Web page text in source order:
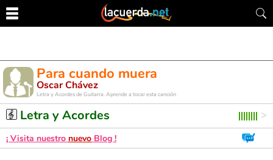
Para cuando muera
Oscar Chávez
Letra y Acordes de Guitarra. Aprende a tocar esta canción
Letra y Acordes
¡ Visita nuestro nuevo Blog !